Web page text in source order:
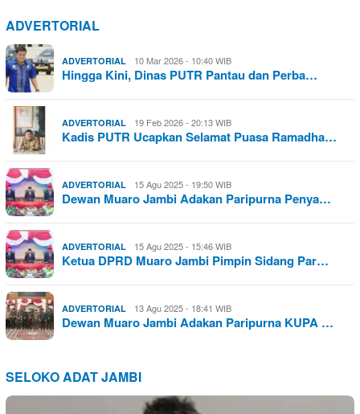
ADVERTORIAL
ADVERTORIAL 10 Mar 2026 - 10:40 WIB
Hingga Kini, Dinas PUTR Pantau dan Perba…
ADVERTORIAL 19 Feb 2026 - 20:13 WIB
Kadis PUTR Ucapkan Selamat Puasa Ramadha…
ADVERTORIAL 15 Agu 2025 - 19:50 WIB
Dewan Muaro Jambi Adakan Paripurna Penya…
ADVERTORIAL 15 Agu 2025 - 15:46 WIB
Ketua DPRD Muaro Jambi Pimpin Sidang Par…
ADVERTORIAL 13 Agu 2025 - 18:41 WIB
Dewan Muaro Jambi Adakan Paripurna KUPA …
SELOKO ADAT JAMBI